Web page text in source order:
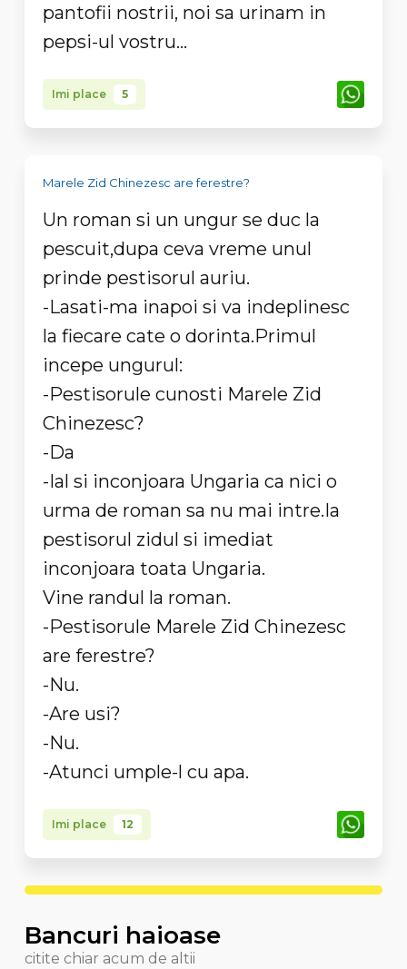
pantofii nostrii, noi sa urinam in
pepsi-ul vostru...
Imi place 5
Marele Zid Chinezesc are ferestre?
Un roman si un ungur se duc la
pescuit,dupa ceva vreme unul
prinde pestisorul auriu.
-Lasati-ma inapoi si va indeplinesc
la fiecare cate o dorinta.Primul
incepe ungurul:
-Pestisorule cunosti Marele Zid
Chinezesc?
-Da
-Ial si inconjoara Ungaria ca nici o
urma de roman sa nu mai intre.Ia
pestisorul zidul si imediat
inconjoara toata Ungaria.
Vine randul la roman.
-Pestisorule Marele Zid Chinezesc
are ferestre?
-Nu.
-Are usi?
-Nu.
-Atunci umple-l cu apa.
Imi place 12
Bancuri haioase
citite chiar acum de altii